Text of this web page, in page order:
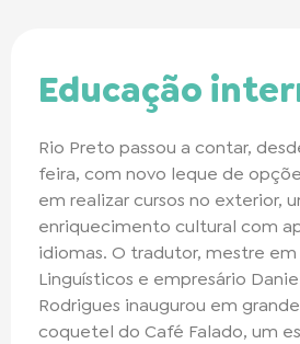
Educação
Rio Preto passou a contar,
feira, com novo leque de
em realizar cursos no exterior,
enriquecimento cultural com
idiomas. O tradutor, mestre em
Linguísticos e empresário
Rodrigues inaugurou em
coquetel do Café Falado, um